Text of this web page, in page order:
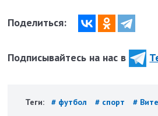
Поделиться:
Подписывайтесь на нас в
Теги: # футбол # спорт #